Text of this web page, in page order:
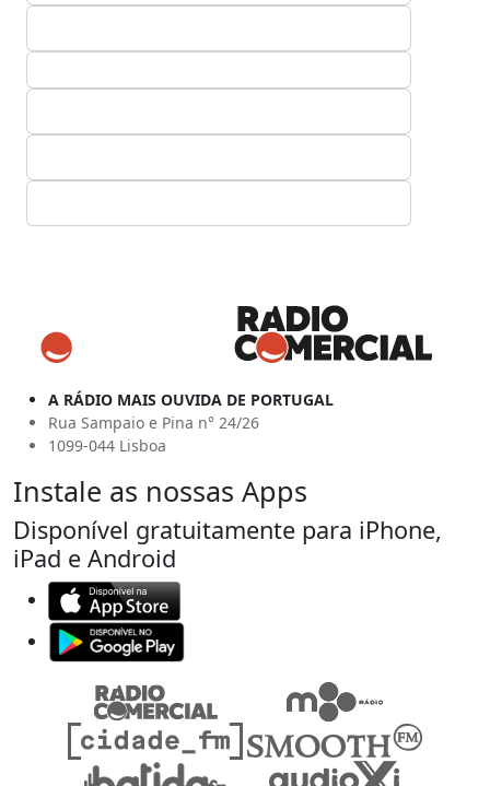
A RÁDIO MAIS OUVIDA DE PORTUGAL
Rua Sampaio e Pina n° 24/26
1099-044 Lisboa
Instale as nossas Apps
Disponível gratuitamente para iPhone,
iPad e Android